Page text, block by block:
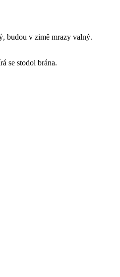
budou v zimě mrazy valný.
se stodol brána.